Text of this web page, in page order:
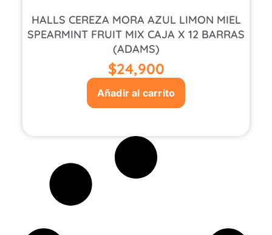
HALLS CEREZA MORA AZUL LIMON MIEL
SPEARMINT FRUIT MIX CAJA X 12 BARRAS
(ADAMS)
$24,900
Añadir al carrito